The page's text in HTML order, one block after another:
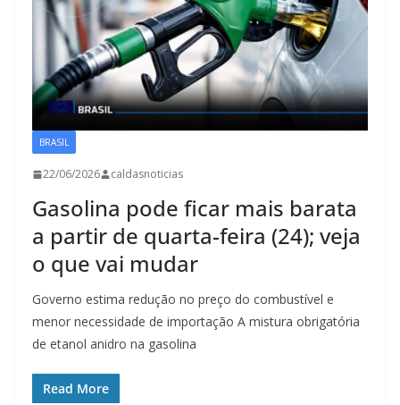
BRASIL
22/06/2026 caldasnoticias
Gasolina pode ficar mais barata
a partir de quarta-feira (24); veja
o que vai mudar
Governo estima redução no preço do combustível e
menor necessidade de importação A mistura obrigatória
de etanol anidro na gasolina
Read More